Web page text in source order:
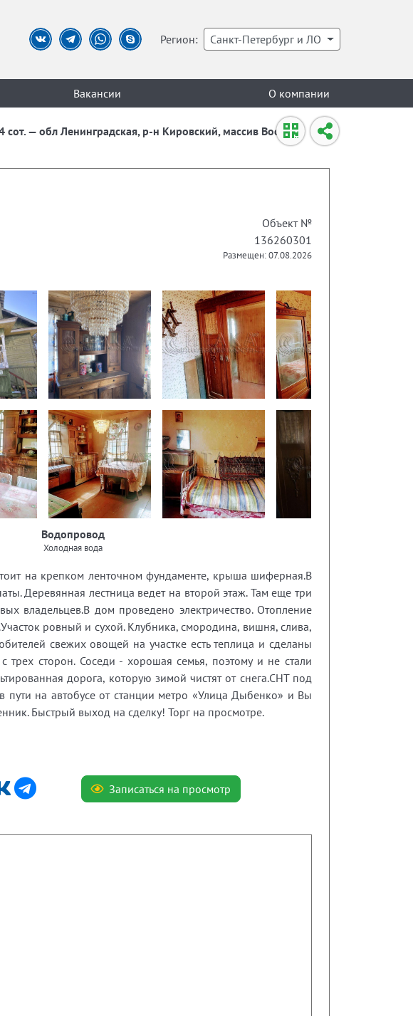
Регион: Санкт-Петербург и ЛО
Вакансии О компании
— обл Ленинградская, р-н Кировский, массив Восход,
Объект №
136260301
Размещен: 07.08.2026
Водопровод
Холодная вода
на крепком ленточном фундаменте, крыша шиферная.В
Деревянная лестница ведет на второй этаж. Там еще три
владельцев.В дом проведено электричество. Отопление
ровный и сухой. Клубника, смородина, вишня, слива,
свежих овощей на участке есть теплица и сделаны
трех сторон. Соседи - хорошая семья, поэтому и не стали
дорога, которую зимой чистят от снега.СНТ под
пути на автобусе от станции метро «Улица Дыбенко» и Вы
Быстрый выход на сделку! Торг на просмотре.
Записаться на просмотр